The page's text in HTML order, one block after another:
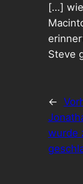
[…]
Steve
←
wurde